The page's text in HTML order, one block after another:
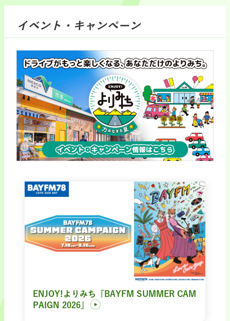
イベント・キャンペーン
ENJOY!よりみち『BAYFM SUMMER CAM
PAIGN 2026』